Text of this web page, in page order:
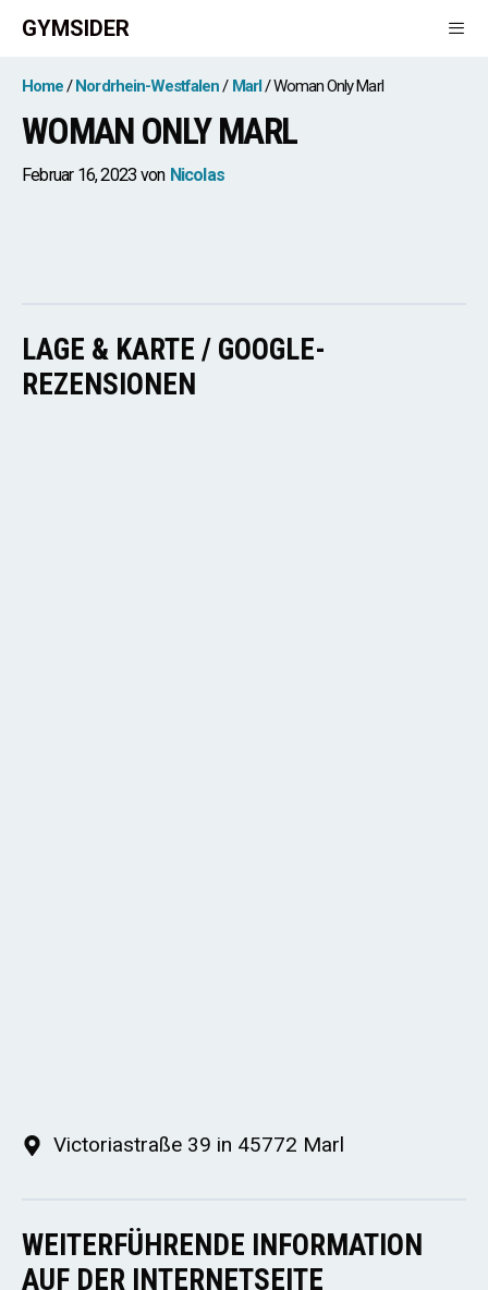
Zum
Inhalt
springen
GYMSIDER
Home Nordrhein-Westfalen Marl Woman Only Marl
WOMAN ONLY MARL
Februar 16, 2023 von Nicolas
LAGE & KARTE / GOOGLE-
REZENSIONEN
Victoriastraße 39 in 45772 Marl
WEITERFÜHRENDE INFORMATION
AUF DER INTERNETSEITE